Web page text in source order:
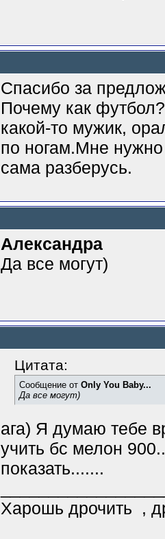
Спасибо за
Почему как
какой-то мужик,
по ногам.Мне
сама разберусь.
Александра
Да все могут)
Цитата:
Сообщение от Only You Baby...
Да все могут)
ага) Я думаю тебе
учить бс мелон
показать.......
Харошь дрочить
,